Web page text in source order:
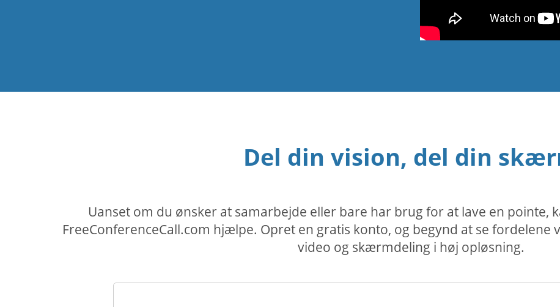
Del din vision, del din
Uanset om du ønsker at samarbejde eller bare har brug for at lave en pointe,
FreeConferenceCall.com hjælpe. Opret en gratis konto, og begynd at se fordelene
video og skærmdeling i høj opløsning.